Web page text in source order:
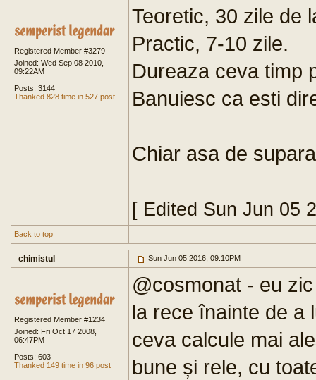
Registered Member #3279
Joined: Wed Sep 08 2010,
09:22AM
Posts: 3144
Thanked 828 time in 527 post
Teoretic, 30 zile de
Practic, 7-10 zile.
Dureaza ceva timp
Banuiesc ca esti
Chiar asa de
[ Edited Sun Jun 05
Back to top
chimistul Sun Jun 05 2016, 09:10PM
Registered Member #1234
Joined: Fri Oct 17 2008,
06:47PM
Posts: 603
Thanked 149 time in 96 post
@cosmonat - eu
la rece înainte de a
ceva calcule mai
bune și rele, cu